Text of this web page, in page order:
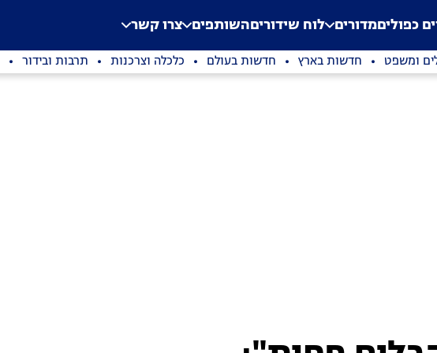
Application error: a
. כפוליםמדורים לוח שידוריםהשותפים צרו קשר
ומשפט חדשות בארץ חדשות בעולם כלכלה וצרכנות תרבות ובידור